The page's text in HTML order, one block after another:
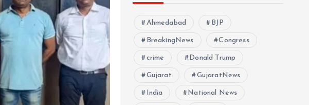
Ahmedabad BJP
BreakingNews Congress
crime Donald Trump
Gujarat GujaratNews
India National News